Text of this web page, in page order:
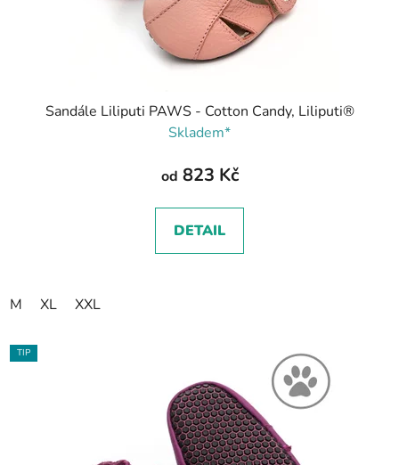
Sandále Liliputi PAWS - Cotton Candy, Liliputi®
Skladem*
od 823 Kč
DETAIL
M XL XXL
TIP